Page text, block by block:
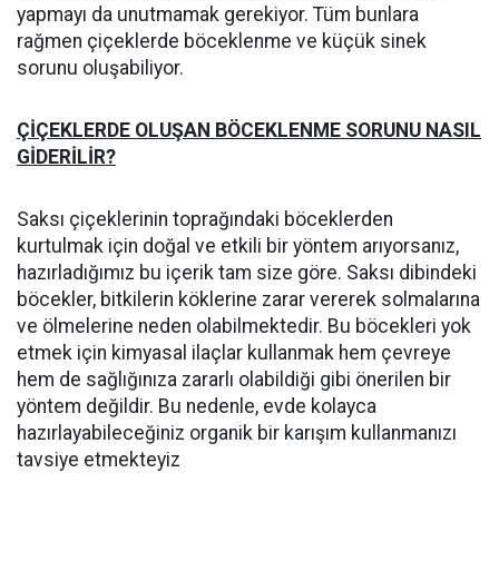
yapmayı da unutmamak gerekiyor. Tüm bunlara
rağmen çiçeklerde böceklenme ve küçük sinek
sorunu oluşabiliyor.
ÇİÇEKLERDE OLUŞAN BÖCEKLENME SORUNU NASIL
GİDERİLİR?
Saksı çiçeklerinin toprağındaki böceklerden
kurtulmak için doğal ve etkili bir yöntem arıyorsanız,
hazırladığımız bu içerik tam size göre. Saksı dibindeki
böcekler, bitkilerin köklerine zarar vererek solmalarına
ve ölmelerine neden olabilmektedir. Bu böcekleri yok
etmek için kimyasal ilaçlar kullanmak hem çevreye
hem de sağlığınıza zararlı olabildiği gibi önerilen bir
yöntem değildir. Bu nedenle, evde kolayca
hazırlayabileceğiniz organik bir karışım kullanmanızı
tavsiye etmekteyiz